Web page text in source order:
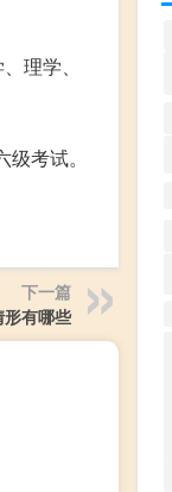
理学、
考试。
下一篇
有哪些